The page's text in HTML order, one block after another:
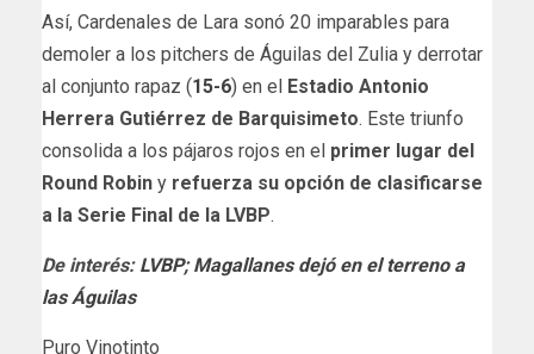
Así, Cardenales de Lara sonó 20 imparables para
demoler a los pitchers de Águilas del Zulia y derrotar
al conjunto rapaz (15-6) en el Estadio Antonio
Herrera Gutiérrez de Barquisimeto. Este triunfo
consolida a los pájaros rojos en el primer lugar del
Round Robin y refuerza su opción de clasificarse
a la Serie Final de la LVBP.
De interés: LVBP; Magallanes dejó en el terreno a
las Águilas
Puro Vinotinto